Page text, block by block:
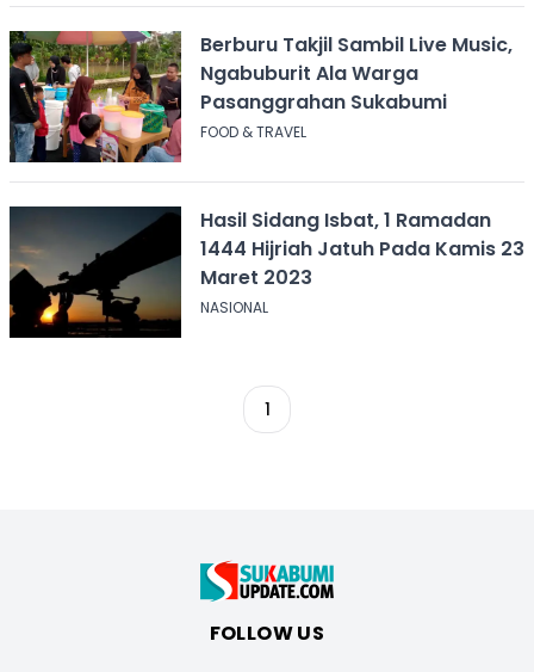
Berburu Takjil Sambil Live Music,
Ngabuburit Ala Warga
Pasanggrahan Sukabumi
FOOD & TRAVEL
Hasil Sidang Isbat, 1 Ramadan
1444 Hijriah Jatuh Pada Kamis 23
Maret 2023
NASIONAL
1
FOLLOW US